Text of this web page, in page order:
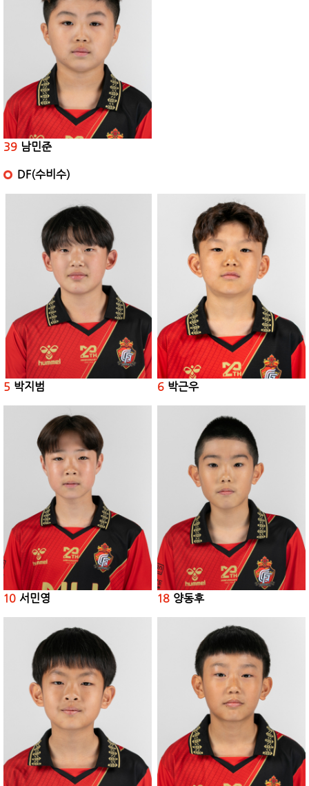
39 남민준
DF(수비수)
5 박지범 6 박근우
10 서민영 18 양동후